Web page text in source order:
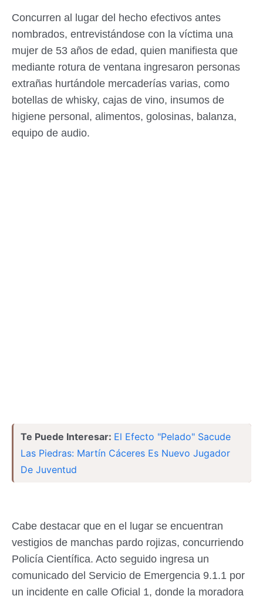
Concurren al lugar del hecho efectivos antes
nombrados, entrevistándose con la víctima una
mujer de 53 años de edad, quien manifiesta que
mediante rotura de ventana ingresaron personas
extrañas hurtándole mercaderías varias, como
botellas de whisky, cajas de vino, insumos de
higiene personal, alimentos, golosinas, balanza,
equipo de audio.
Te Puede Interesar: El Efecto "Pelado" Sacude
Las Piedras: Martín Cáceres Es Nuevo Jugador
De Juventud
Cabe destacar que en el lugar se encuentran
vestigios de manchas pardo rojizas, concurriendo
Policía Científica. Acto seguido ingresa un
comunicado del Servicio de Emergencia 9.1.1 por
un incidente en calle Oficial 1, donde la moradora